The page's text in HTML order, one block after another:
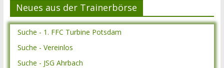
Neues aus der Trainerbörse
Suche - 1. FFC Turbine Potsdam
Suche - Vereinlos
Suche - JSG Ahrbach